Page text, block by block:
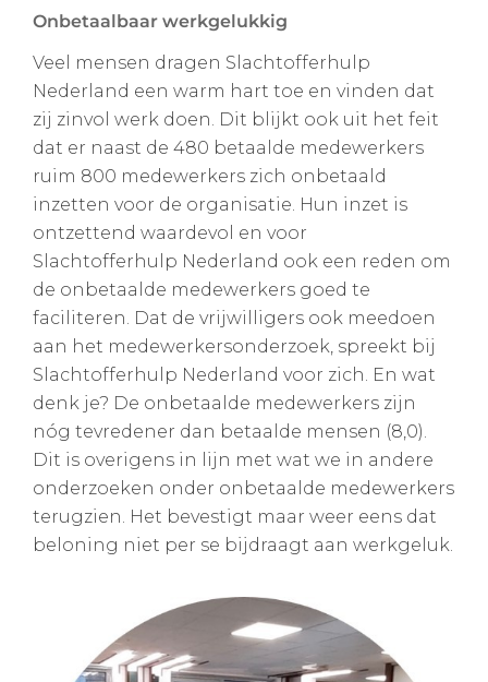
Onbetaalbaar werkgelukkig
Veel mensen dragen Slachtofferhulp
Nederland een warm hart toe en vinden dat
zij zinvol werk doen. Dit blijkt ook uit het feit
dat er naast de 480 betaalde medewerkers
ruim 800 medewerkers zich onbetaald
inzetten voor de organisatie. Hun inzet is
ontzettend waardevol en voor
Slachtofferhulp Nederland ook een reden om
de onbetaalde medewerkers goed te
faciliteren. Dat de vrijwilligers ook meedoen
aan het medewerkersonderzoek, spreekt bij
Slachtofferhulp Nederland voor zich. En wat
denk je? De onbetaalde medewerkers zijn
nóg tevredener dan betaalde mensen (8,0).
Dit is overigens in lijn met wat we in andere
onderzoeken onder onbetaalde medewerkers
terugzien. Het bevestigt maar weer eens dat
beloning niet per se bijdraagt aan werkgeluk.